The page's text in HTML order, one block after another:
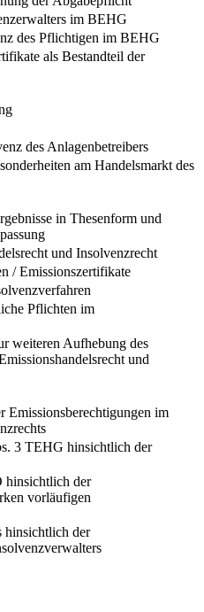
im BEHG
des Pflichtigen im BEHG
als Bestandteil der
des Anlagenbetreibers
am Handelsmarkt des
in Thesenform und
und Insolvenzrecht
/ Emissionszertifikate
Pflichten im
weiteren Aufhebung des
und
Emissionsberechtigungen im
3 TEHG hinsichtlich der
hinsichtlich der
vorläufigen
hinsichtlich der